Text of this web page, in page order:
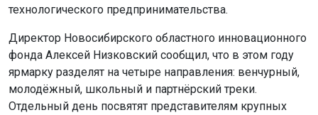
технологического предпринимательства.
Директор Новосибирского областного инновационного
фонда Алексей Низковский сообщил, что в этом году
ярмарку разделят на четыре направления: венчурный,
молодёжный, школьный и партнёрский треки.
Отдельный день посвятят представителям крупных